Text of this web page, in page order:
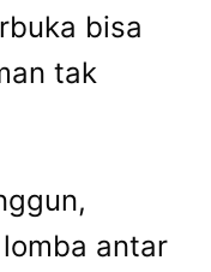
bisa
tak
lomba antar